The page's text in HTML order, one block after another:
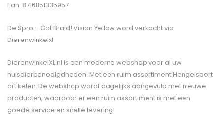
Ean: 8716851335957
De Spro – Got Braid! Vision Yellowword verkocht via
Dierenwinkelxl
DierenwinkelXL.nl is een moderne webshop voor al uw
huisdierbenodigdheden. Met een ruim assortiment Hengelsport
artikelen. De webshop wordt dagelijks aangevuld met nieuwe
producten, waardoor er een ruim assortiment is met een
goede service en snelle levering!